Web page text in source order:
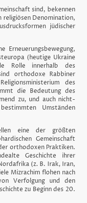
sind, bekennen
religiösen Denomination,
jüdischer
Erneuerungsbewegung,
(heutige Ukraine
Rolle innerhalb des
orthodoxe Rabbiner
des
die Bedeutung des
zu, und auch nicht-
Umständen
eine der größten
Gemeinschaft
orthodoxen Praktiken.
Geschichte ihrer
(z. B. Irak, Iran,
Mizrachim flohen nach
Verfolgung und den
zu Beginn des 20.